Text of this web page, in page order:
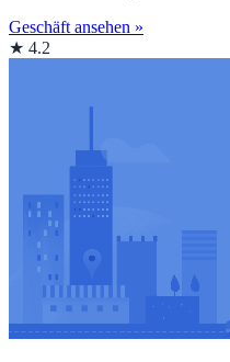
Geschäft ansehen »
★ 4.2